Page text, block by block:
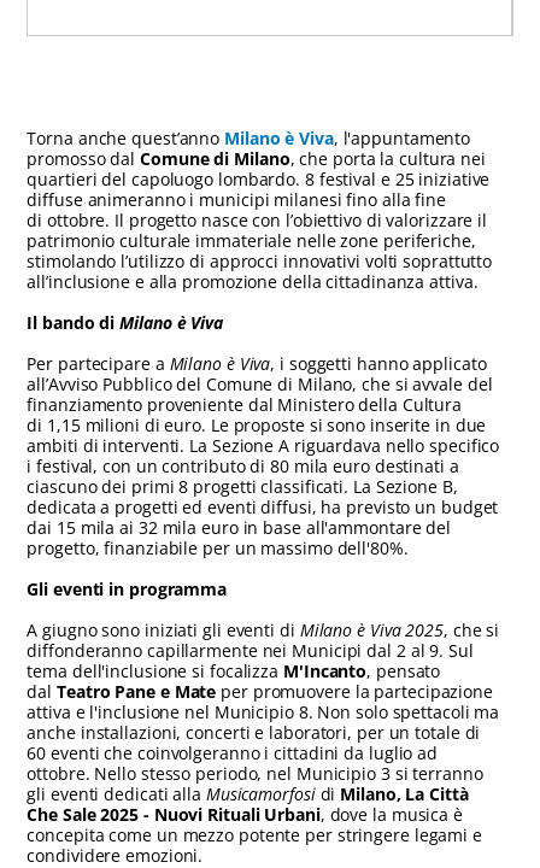
Torna anche quest’anno Milano è Viva, l'appuntamento
promosso dalComune di Milano, che porta la cultura nei
quartieri del capoluogo lombardo. 8 festival e 25 iniziative
diffuse animeranno i municipi milanesi fino alla fine
di ottobre. Il progetto nasce con l’obiettivo di valorizzare il
patrimonio culturale immateriale nelle zone periferiche,
stimolando l’utilizzo di approcci innovativi volti soprattutto
all’inclusione e alla promozione della cittadinanza attiva.
Il bando diMilano è Viva
Per partecipare a Milano è Viva, i soggetti hanno applicato
all’Avviso Pubblico del Comune di Milano, che si avvale del
finanziamento proveniente dal Ministero della Cultura
di 1,15 milioni di euro. Le proposte si sono inserite in due
ambiti di interventi. La Sezione A riguardava nello specifico
i festival, con un contributo di 80 mila euro destinati a
ciascuno dei primi 8 progetti classificati. La Sezione B,
dedicata a progetti ed eventi diffusi, ha previsto un budget
dai 15 mila ai 32 mila euro in base all'ammontare del
progetto, finanziabile per un massimo dell'80%.
Gli eventi in programma
A giugno sono iniziati gli eventi di Milano è Viva 2025, che si
diffonderanno capillarmente nei Municipi dal 2 al 9. Sul
tema dell'inclusione si focalizza M'Incanto, pensato
dal Teatro Pane e Mate per promuovere la partecipazione
attiva e l'inclusione nel Municipio 8. Non solo spettacoli ma
anche installazioni, concerti e laboratori, per un totale di
60 eventi che coinvolgeranno i cittadini da luglio ad
ottobre. Nello stesso periodo, nel Municipio 3 si terranno
gli eventi dedicati alla Musicamorfosi di Milano, La Città
Che Sale 2025 - Nuovi Rituali Urbani, dove la musica è
concepita come un mezzo potente per stringere legami e
condividere emozioni.